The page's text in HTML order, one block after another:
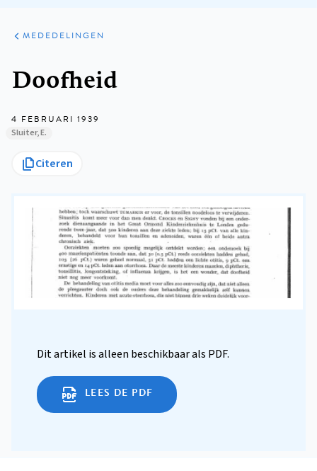
ARTIKELEN
VARIA
MEDEDELINGEN
Doofheid
4 FEBRUARI 1939
Sluiter, E.
Citeren
Dit artikel is alleen beschikbaar als PDF.
LEES DE PDF